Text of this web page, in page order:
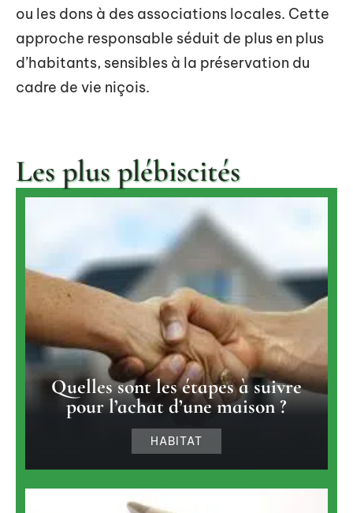
ou les dons à des associations locales. Cette
approche responsable séduit de plus en plus
d’habitants, sensibles à la préservation du
cadre de vie niçois.
Les plus plébiscités
Quelles sont les étapes à suivre
pour l’achat d’une maison ?
HABITAT